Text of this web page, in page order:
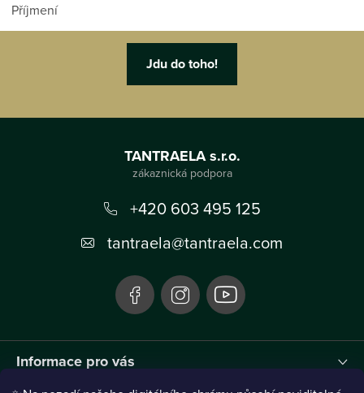
TANTRAELA s.r.o.
+420 603 495 125
tantraela@tantraela.com
Informace pro vás